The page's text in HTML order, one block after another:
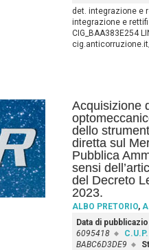
det. integrazione e
integrazione e
CIG_BAA383E254
Acquisizione
dello
diretta sul
Pubblica
sensi
del Decreto
2023.
ALBO PRETORIO,
Data di
6095418
C.U.P.
BABC6D3DE9